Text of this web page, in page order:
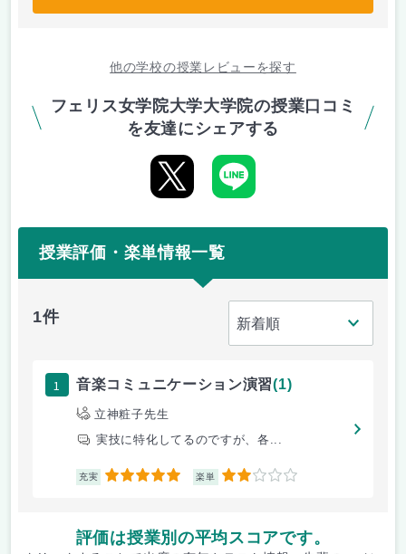
他の学校の授業レビューを探す
フェリス女学院大学大学院の授業口コミ
を友達にシェアする
授業評価・楽単情報一覧
1件
1 音楽コミュニケーション演習(1)
立神粧子先生
実技に特化してるのですが、各...
充実 5 楽単 2
評価は授業別の平均スコアです。